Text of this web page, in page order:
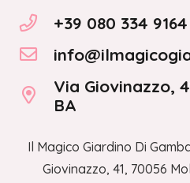
+39 080 334 9164
Via Giovinazzo,
BA
Il Magico Giardino Di
Giovinazzo, 41, 70056